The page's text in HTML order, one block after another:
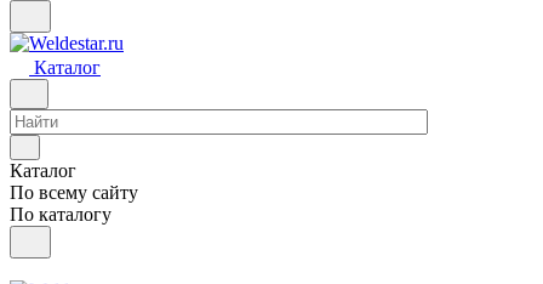
Каталог
Каталог
По всему сайту
По каталогу